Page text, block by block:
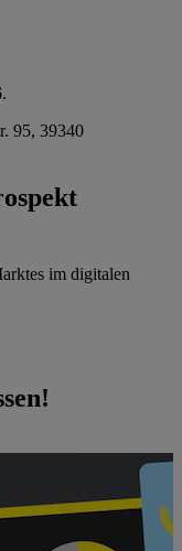
.
95, 39340
im digitalen